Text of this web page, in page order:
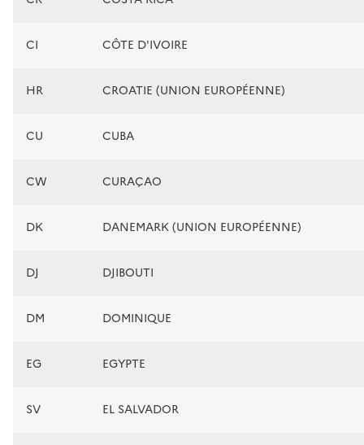
CI CÔTE D'IVOIRE
HR CROATIE (UNION EUROPÉENNE)
CU CUBA
CW CURAÇAO
DK DANEMARK (UNION EUROPÉENNE)
DJ DJIBOUTI
DM DOMINIQUE
EG EGYPTE
SV EL SALVADOR